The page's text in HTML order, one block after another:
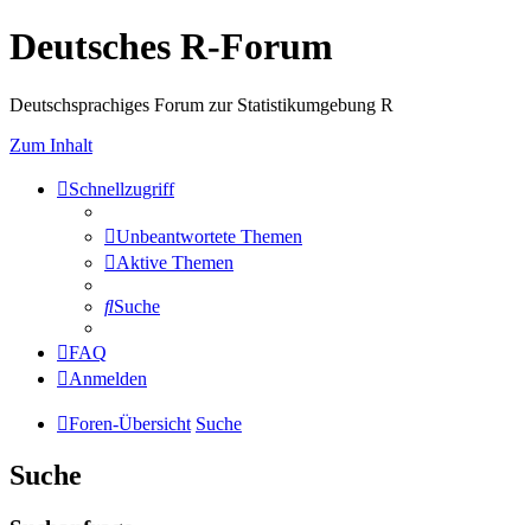
Deutsches R-Forum
Deutschsprachiges Forum zur Statistikumgebung R
Zum Inhalt
Schnellzugriff
Unbeantwortete Themen
Aktive Themen
Suche
FAQ
Anmelden
Foren-Übersicht Suche
Suche